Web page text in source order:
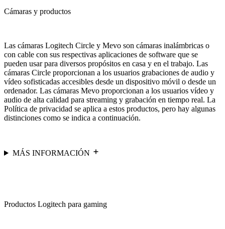
Cámaras y productos
Las cámaras Logitech Circle y Mevo son cámaras inalámbricas o
con cable con sus respectivas aplicaciones de software que se
pueden usar para diversos propósitos en casa y en el trabajo. Las
cámaras Circle proporcionan a los usuarios grabaciones de audio y
vídeo sofisticadas accesibles desde un dispositivo móvil o desde un
ordenador. Las cámaras Mevo proporcionan a los usuarios vídeo y
audio de alta calidad para streaming y grabación en tiempo real. La
Política de privacidad se aplica a estos productos, pero hay algunas
distinciones como se indica a continuación.
MÁS INFORMACIÓN
Productos Logitech para gaming